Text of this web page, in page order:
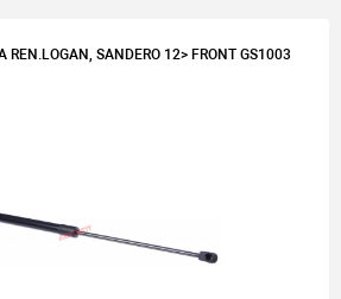
SANDERO 12> FRONT GS1003